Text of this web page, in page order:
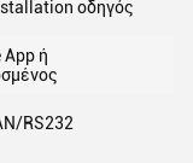
οδηγός
App ή
RS232